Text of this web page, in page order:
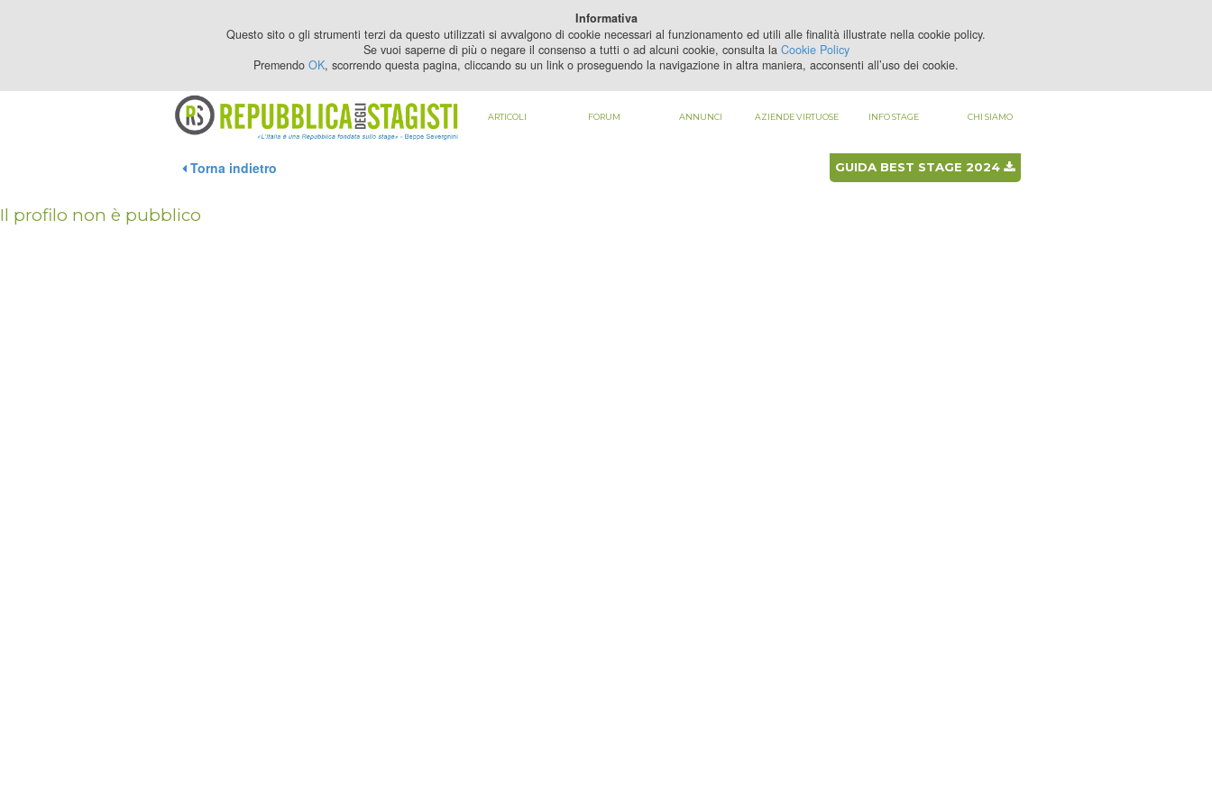
REGISTRATI
LOGIN
PER VEDERE QUESTO CONTENUTO DEVI
GUIDA BEST STAGE 2024
ARTICOLI FORUM ANNUNCI AZIENDE VIRTUOSE INFO STAGE CHI SIAMO
Torna indietro
Il profilo non è pubblico
Informativa
Questo sito o gli strumenti terzi da questo utilizzati si avvalgono di cookie necessari al funzionamento ed utili alle finalità illustrate nella cookie policy.
Se vuoi saperne di più o negare il consenso a tutti o ad alcuni cookie, consulta la Cookie Policy
Premendo OK, scorrendo questa pagina, cliccando su un link o proseguendo la navigazione in altra maniera, acconsenti all’uso dei cookie.